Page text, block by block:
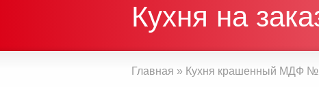
Кухня на
Главная » Кухня крашенный МДФ